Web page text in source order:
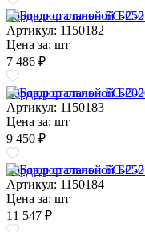
Бордюр стальной БС-
Артикул: 1150182
Цена за: шт
7 486 ₽
Бордюр стальной БС-
Артикул: 1150183
Цена за: шт
9 450 ₽
Бордюр стальной БС-
Артикул: 1150184
Цена за: шт
11 547 ₽